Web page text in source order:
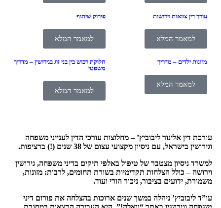
עורך דין צוואות וירושות
למאמר המלא
פירוק שיתוף
למאמר המלא
מזונות ילדים – מדריך
למאמר המלא
חלוקת רכוש בין בני זוג בגירושין – מדריך
משפטי
למאמר המלא
עורכת דין אלינור ליבוביץ’ – מחלוצות עורכי הדין לענייני משפחה
וגירושין בישראל, עם ניסיון מקצועי עצום של 38 שנים (!) ברציפות
.
למשרד ניסיון מצטבר של טיפול באלפי תיקים בדיני משפחה, גירושין
וירושה – כולל הצלחות תקדימיות בשורת תחומים, לרבות: מזונות,
משמורת, ידועים בציבור, ניכור הורי ועוד.
עו”ד ליבוביץ’ ניהלה במשך שנים ארוכות בהצלחה את פורום דיני